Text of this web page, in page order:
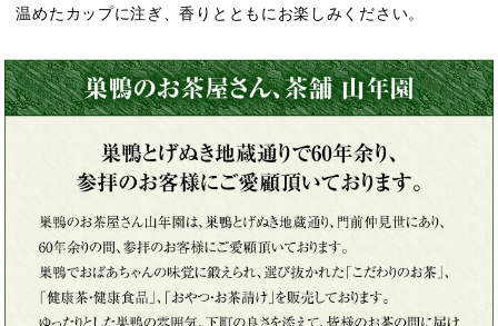
温めたカップに注ぎ、香りとともにお楽しみください。